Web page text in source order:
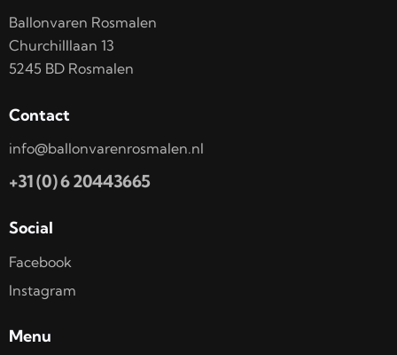
Ballonvaren Rosmalen
Churchilllaan 13
5245 BD Rosmalen
Contact
info@ballonvarenrosmalen.nl
+31 (0) 6 20443665
Social
Facebook
Instagram
Menu